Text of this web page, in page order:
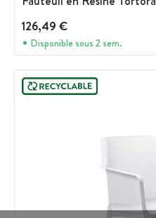
126,49 €
Disponible sous 2 sem.